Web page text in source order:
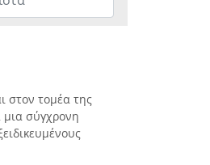
στον τομέα της
μια σύγχρονη